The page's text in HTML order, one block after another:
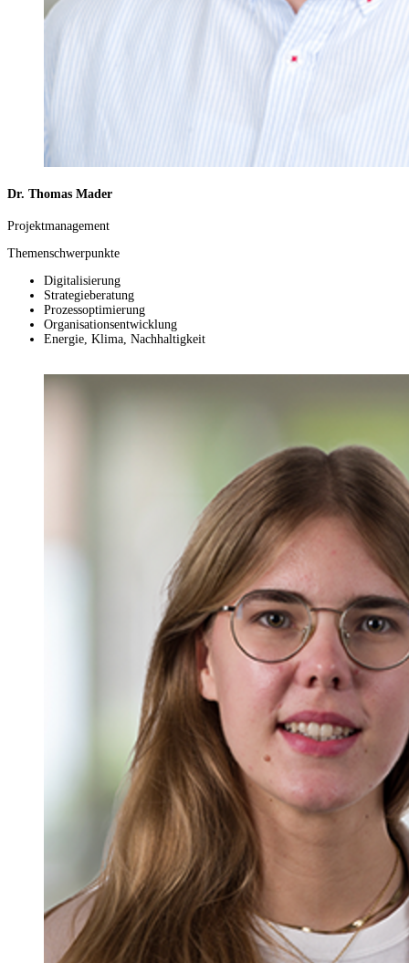
Dr. Thomas Mader
Projektmanagement
Themenschwerpunkte
Digitalisierung
Strategieberatung
Prozessoptimierung
Organisationsentwicklung
Energie, Klima, Nachhaltigkeit